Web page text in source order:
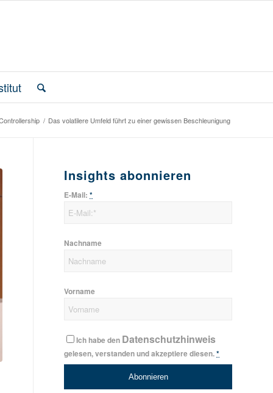
/ Das volatilere Umfeld führt zu einer gewissen Beschleunigung
Insights abonnieren
E-Mail:*
Nachname
Vorname
Ich habe den Datenschutzhinweis
gelesen, verstanden und akzeptiere diesen.*